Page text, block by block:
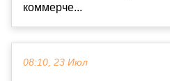
коммерче...
08:10, 23 Июл